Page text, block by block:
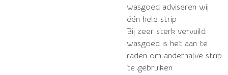
wasgoed adviseren wij
één hele strip
Bij zeer sterk vervuild
wasgoed is het aan te
raden om anderhalve strip
te gebruiken